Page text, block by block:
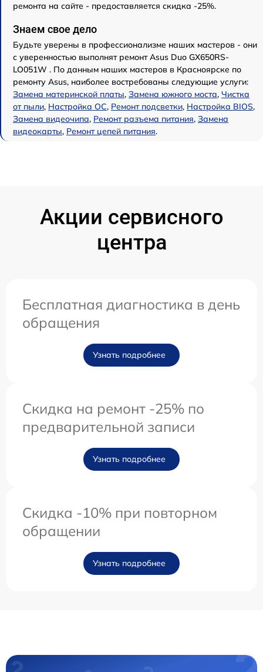
ремонта на сайте - предоставляется скидка -25%.
Знаем свое дело
Будьте уверены в профессионализме наших мастеров - они
с уверенностью выполнят ремонт Asus Duo GX650RS-
LO051W . По данным наших мастеров в Красноярске по
ремонту Asus, наиболее востребованы следующие услуги:
Замена материнской платы, Замена южного моста, Чистка
от пыли, Настройка ОС, Ремонт подсветки, Настройка BIOS,
Замена видеочипа, Ремонт разъема питания, Замена
видеокарты, Ремонт цепей питания.
Акции сервисного
центра
Бесплатная диагностика в день
обращения
Узнать подробнее
Скидка на ремонт -25% по
предварительной записи
Узнать подробнее
Скидка -10% при повторном
обращении
Узнать подробнее